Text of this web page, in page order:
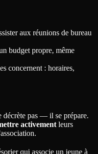
aux réunions de bureau
budget propre, même
concernent : horaires,
décrète pas — il se prépare.
activement leurs
qui associe un jeune à